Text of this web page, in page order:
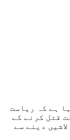
ہے کہ ریاست
قتل کرنے کے
دینے سے